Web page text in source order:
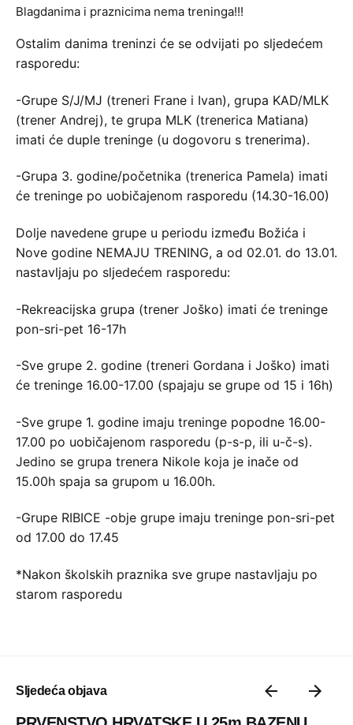
Blagdanima i praznicima nema treninga!!!
Ostalim danima treninzi će se odvijati po sljedećem
rasporedu:
-Grupe S/J/MJ (treneri Frane i Ivan), grupa KAD/MLK
(trener Andrej), te grupa MLK (trenerica Matiana)
imati će duple treninge (u dogovoru s trenerima).
-Grupa 3. godine/početnika (trenerica Pamela) imati
će treninge po uobičajenom rasporedu (14.30-16.00)
Dolje navedene grupe u periodu između Božića i
Nove godine NEMAJU TRENING, a od 02.01. do 13.01.
nastavljaju po sljedećem rasporedu:
-Rekreacijska grupa (trener Joško) imati će treninge
pon-sri-pet 16-17h
-Sve grupe 2. godine (treneri Gordana i Joško) imati
će treninge 16.00-17.00 (spajaju se grupe od 15 i 16h)
-Sve grupe 1. godine imaju treninge popodne 16.00-
17.00 po uobičajenom rasporedu (p-s-p, ili u-č-s).
Jedino se grupa trenera Nikole koja je inače od
15.00h spaja sa grupom u 16.00h.
-Grupe RIBICE -obje grupe imaju treninge pon-sri-pet
od 17.00 do 17.45
*Nakon školskih praznika sve grupe nastavljaju po
starom rasporedu
Sljedeća objava